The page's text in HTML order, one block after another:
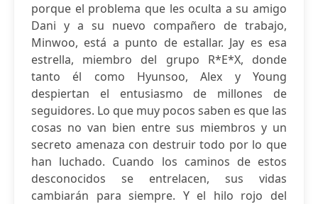
porque el problema que les oculta a su amigo
Dani y a su nuevo compañero de trabajo,
Minwoo, está a punto de estallar. Jay es esa
estrella, miembro del grupo R*E*X, donde
tanto él como Hyunsoo, Alex y Young
despiertan el entusiasmo de millones de
seguidores. Lo que muy pocos saben es que las
cosas no van bien entre sus miembros y un
secreto amenaza con destruir todo por lo que
han luchado. Cuando los caminos de estos
desconocidos se entrelacen, sus vidas
cambiarán para siempre. Y el hilo rojo del